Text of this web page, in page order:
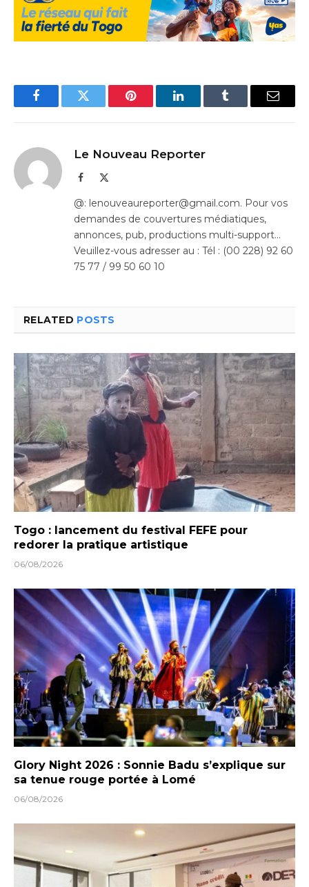
FacebookTwitter Pinterest LinkedInTumblr Email
Le Nouveau Reporter
Facebook
@: lenouveaureporter@gmail.com. Pour vos
demandes de couvertures médiatiques,
annonces, pub, productions multi-support…
Veuillez-vous adresser au : Tél : (00 228) 92 60
75 77 / 99 50 60 10
RELATED POSTS
Togo : lancement du festival FEFE pour
redorer la pratique artistique
06/08/2026
Glory Night 2026 : Sonnie Badu s’explique sur
sa tenue rouge portée à Lomé
06/08/2026